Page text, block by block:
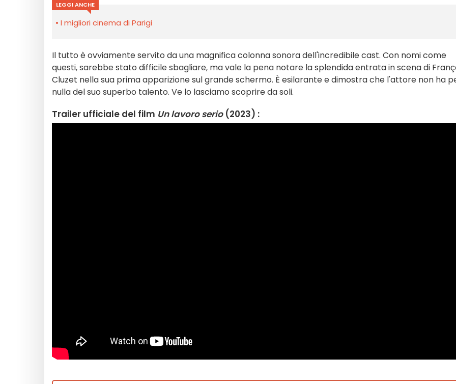
LEGGI ANCHE
I migliori cinema di Parigi
Il tutto è ovviamente servito da una magnifica colonna sonora dell'incredibile cast. Con nomi come
questi, sarebbe stato difficile sbagliare, ma vale la pena notare la splendida entrata in scena di
Cluzet nella sua prima apparizione sul grande schermo. È esilarante e dimostra che l'attore non ha
nulla del suo superbo talento. Ve lo lasciamo scoprire da soli.
Trailer ufficiale del film Un lavoro serio(2023) :